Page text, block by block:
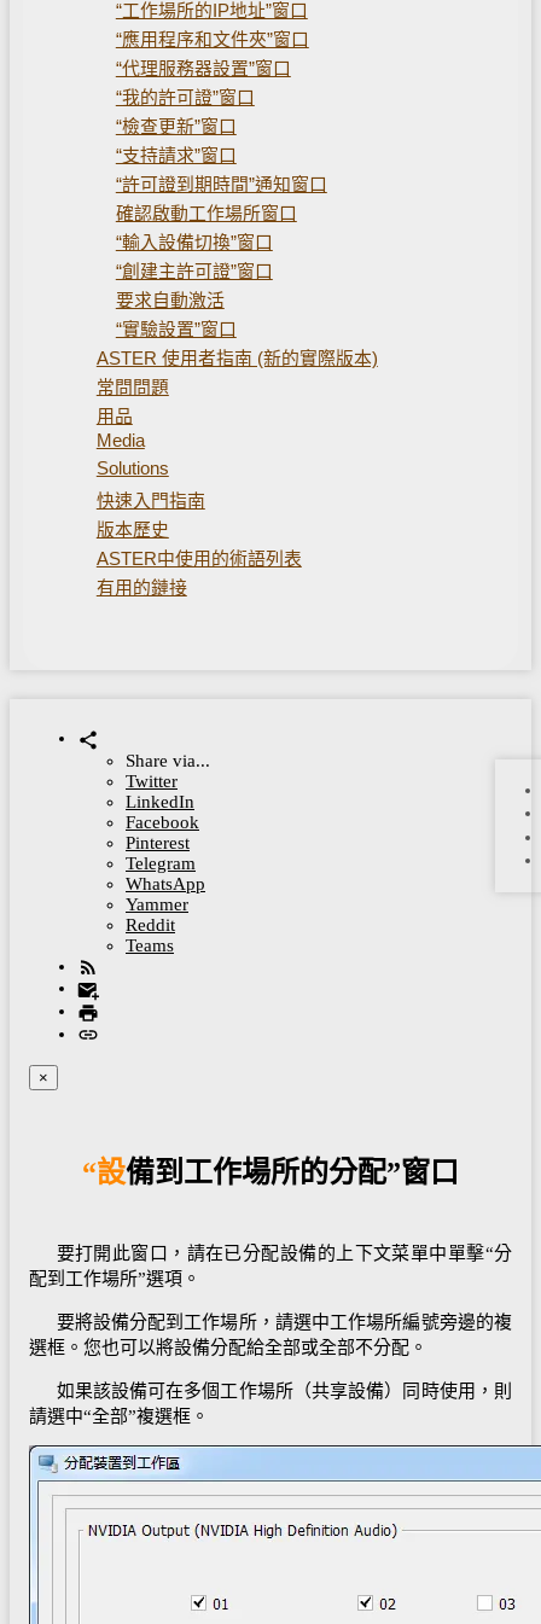
“工作場所的IP地址”窗口
“應用程序和文件夾”窗口
“代理服務器設置”窗口
“我的許可證”窗口
“檢查更新”窗口
“支持請求”窗口
“許可證到期時間”通知窗口
確認啟動工作場所窗口
“輸入設備切換”窗口
“創建主許可證”窗口
要求自動激活
“實驗設置”窗口
ASTER 使用者指南 (新的實際版本)
常問問題
用品
Media
Solutions
快速入門指南
版本歷史
ASTER中使用的術語列表
有用的鏈接
Share via...
Twitter
LinkedIn
Facebook
Pinterest
Telegram
WhatsApp
Yammer
Reddit
Teams
×
“設備到工作場所的分配”窗口
要打開此窗口，請在已分配設備的上下文菜單中單擊“分
配到工作場所”選項。
要將設備分配到工作場所，請選中工作場所編號旁邊的複
選框。您也可以將設備分配給全部或全部不分配。
如果該設備可在多個工作場所（共享設備）同時使用，則
請選中“全部”複選框。